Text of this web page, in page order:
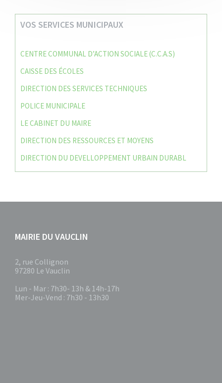
VOS SERVICES MUNICIPAUX
CENTRE COMMUNAL D’ACTION SOCIALE (C.C.A.S)
CAISSE DES ÉCOLES
DIRECTION DES SERVICES TECHNIQUES
POLICE MUNICIPALE
LE CABINET DU MAIRE
DIRECTION DES RESSOURCES ET MOYENS
DIRECTION DU DEVELLOPPEMENT URBAIN DURABL
MAIRIE DU VAUCLIN
2, rue Collignon
97280 Le Vauclin
Lun - Mar : 7h30- 13h & 14h-17h
Mer-Jeu-Vend : 7h30 - 13h30